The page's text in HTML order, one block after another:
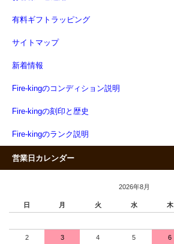
有料ギフトラッピング
サイトマップ
新着情報
Fire-kingのコンディション説明
Fire-kingの刻印と歴史
Fire-kingのランク説明
営業日カレンダー
2026年8月
日 月 火 水 木
2 3 4 5 6